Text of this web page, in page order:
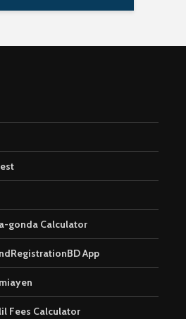
gonda Calculator
App
Fees Calculator